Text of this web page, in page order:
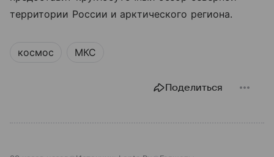
территории России и арктического региона.
космос МКС
Поделиться